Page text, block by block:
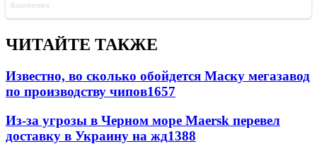
ЧИТАЙТЕ ТАКЖЕ
Известно, во сколько обойдется Маску мегазавод
по производству чипов1657
Из-за угрозы в Черном море Maersk перевел
доставку в Украину на жд1388